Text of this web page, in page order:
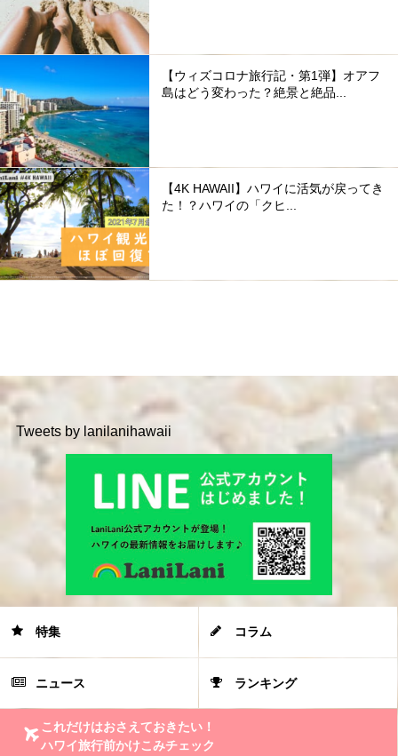
【ウィズコロナ旅行記・第1弾】オアフ
島はどう変わった？絶景と絶品...
【4K HAWAII】ハワイに活気が戻ってき
た！？ハワイの「クヒ...
Tweets by lanilanihawaii
特集 コラム
ニュース ランキング
これだけはおさえておきたい！
ハワイ旅行前かけこみチェック